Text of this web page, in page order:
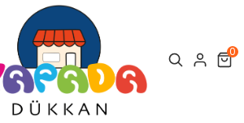
Search Cart
0